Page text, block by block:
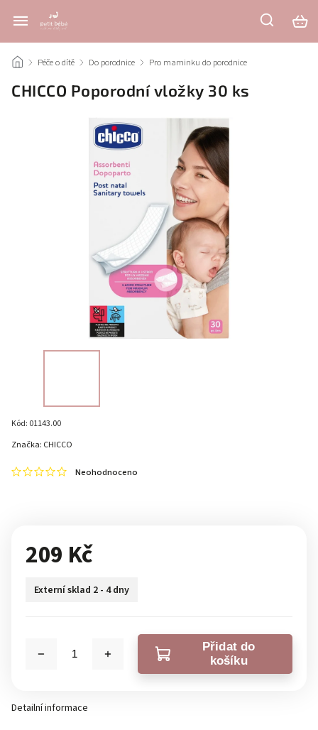
/ Péče o dítě / Do porodnice / Pro maminku do porodnice
CHICCO Poporodní vložky 30 ks
Kód: 01143.00
Neohodnoceno
Značka: CHICCO
209 Kč
Externí sklad 2 - 4 dny
Přidat do
košíku
Detailní informace